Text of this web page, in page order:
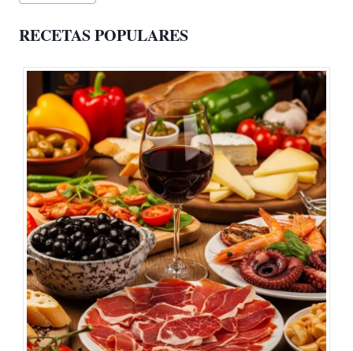
la
RECETAS POPULARES